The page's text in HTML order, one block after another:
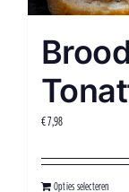
€7,98
Opties selecteren